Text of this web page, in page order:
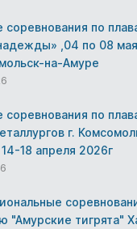
соревнования по
,04 по 08
на-Амуре
соревнования по
г.
18 апреля 2026г
"Амурские тигрята"